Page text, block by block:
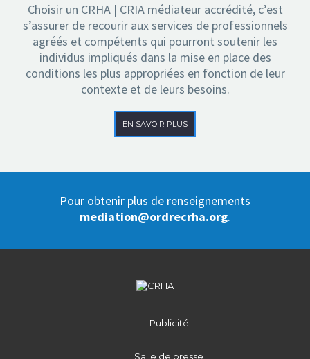
Choisir un CRHA | CRIA médiateur accrédité, c’est
s’assurer de recourir aux services de professionnels
agréés et compétents qui pourront soutenir les
individus impliqués dans la mise en place des
conditions les plus appropriées en fonction de leur
contexte et de leurs besoins.
EN SAVOIR PLUS
Pour obtenir plus de renseignements
mediation@ordrecrha.org.
Publicité
Salle de presse